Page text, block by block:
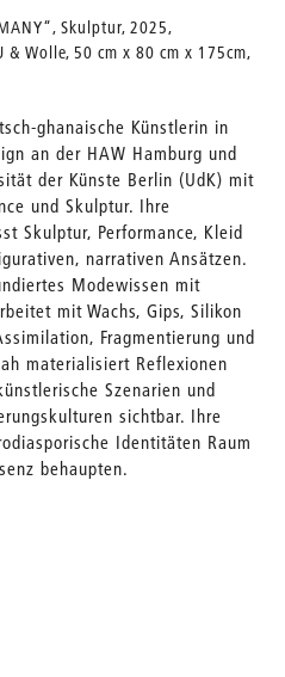
Skulptur, 2025,
& Wolle, 50 cm x 80 cm x 175cm,
ghanaische Künstlerin in
an der HAW Hamburg und
der Künste Berlin (UdK) mit
und Skulptur. Ihre
Skulptur, Performance, Kleid
narrativen Ansätzen.
Modewissen mit
mit Wachs, Gips, Silikon
Fragmentierung und
materialisiert Reflexionen
Szenarien und
sichtbar. Ihre
Identitäten Raum
behaupten.